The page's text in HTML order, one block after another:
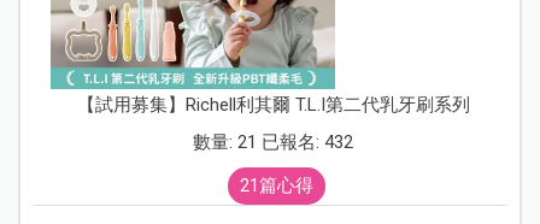
【試用募集】Richell利其爾 T.L.I第二代乳牙刷系列
數量: 21 已報名: 432
21篇心得